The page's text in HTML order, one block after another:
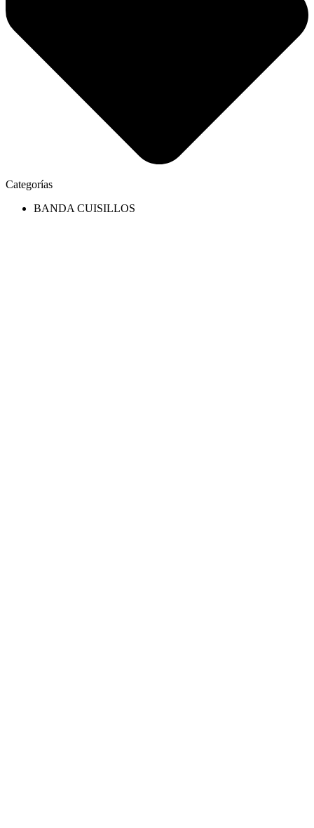
Categorías
BANDA CUISILLOS